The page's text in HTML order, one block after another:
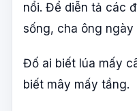
nổi. Để diễn tả các
sống, cha ông ngày
Đố ai biết lúa mấy
biết mây mấy tầng.